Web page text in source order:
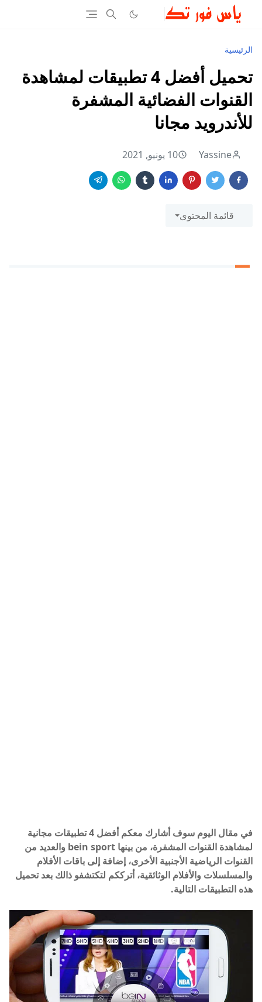
الرئيسية
تحميل أفضل 4 تطبيقات لمشاهدة
القنوات الفضائية المشفرة
للأندرويد مجانا
Yassine 10 يونيو, 2021
قائمة المحتوى
في مقال اليوم سوف أشارك معكم أفضل 4 تطبيقات مجانية
لمشاهدة القنوات المشفرة، من بينها bein sport والعديد من
القنوات الرياضية الأجنبية الأخرى، إضافة إلى باقات الأفلام
والمسلسلات والأفلام الوثائقية، أترككم لتكتشفو ذالك بعد تحميل
هذه التطبيقات التالية.